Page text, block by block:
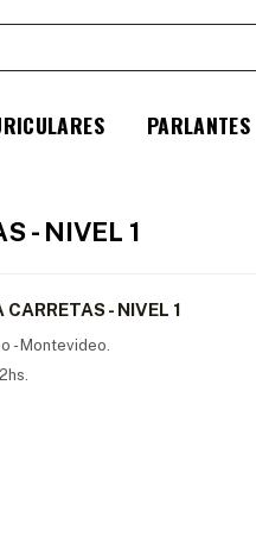
PARLANTES
- NIVEL 1
- NIVEL 1
- Montevideo.